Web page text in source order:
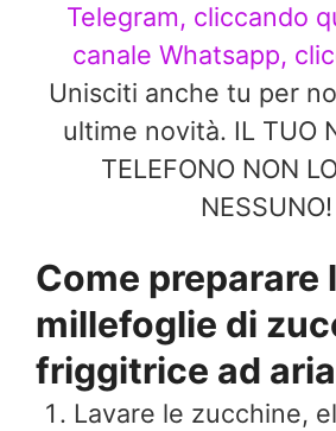
Telegram, cliccando
canale Whatsapp,
Unisciti anche tu per
ultime novità. IL TUO
TELEFONO NON
NESSUNO!
Come preparare
millefoglie di
friggitrice ad aria
Lavare le zucchine,